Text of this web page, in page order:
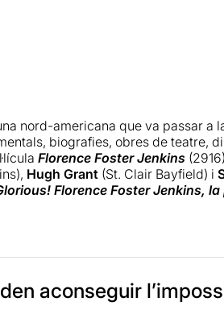
nord-americana que va passar a
biografies, obres de teatre,
Florence Foster Jenkins
Hugh Grant(St. Clair Bayfield) i
Florence Foster Jenkins,
laMarta Ribera, que fa un
un paper realment difícil i molt
dificultat que comporta d'interpretar
aconseguir